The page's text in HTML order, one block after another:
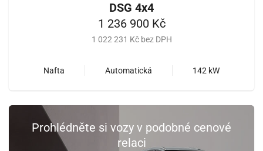
DSG 4x4
1 236 900 Kč
1 022 231 Kč bez DPH
Nafta Automatická 142 kW
Prohlédněte si vozy v podobné cenové
relaci